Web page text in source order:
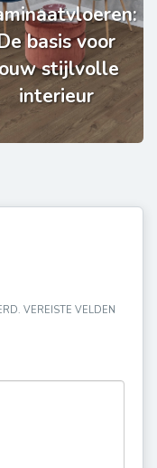
basis voor
stijlvolle
interieur
VEREISTE VELDEN